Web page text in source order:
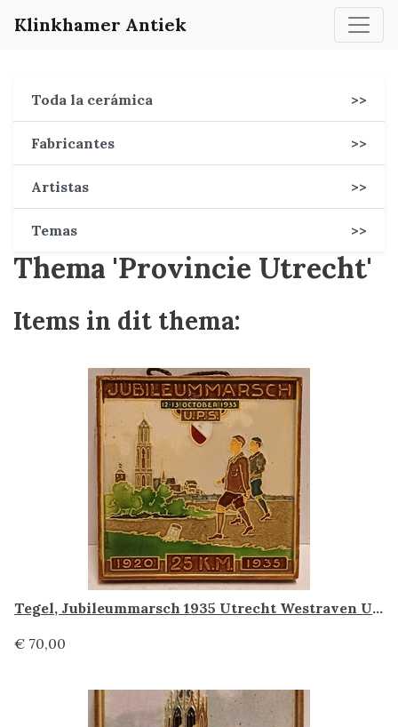
Klinkhamer Antiek
Toda la cerámica >>
Fabricantes >>
Artistas >>
Temas >>
Thema 'Provincie Utrecht'
Items in dit thema:
Tegel, Jubileummarsch 1935 Utrecht Westraven Utrecht
€ 70,00